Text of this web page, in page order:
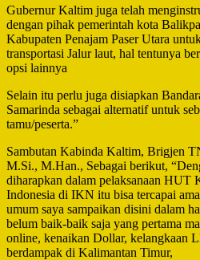
Gubernur Kaltim juga telah
dengan pihak pemerintah kota
Kabupaten Penajam Paser Utara
transportasi Jalur laut, hal tentunya
opsi lainnya
Selain itu perlu juga disiapkan
Samarinda sebagai alternatif untuk
tamu/peserta.”
Sambutan Kabinda Kaltim, Brigjen
M.Si., M.Han., Sebagai berikut,
diharapkan dalam pelaksanaan HUT
Indonesia di IKN itu bisa tercapai
umum saya sampaikan disini dalam
belum baik-baik saja yang pertama
online, kenaikan Dollar, kelangkaan
berdampak di Kalimantan Timur,